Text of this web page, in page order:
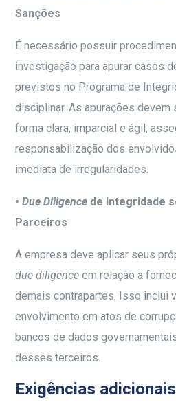
Sanções
É necessário possuir
investigação para apurar casos
previstos no Programa de
disciplinar. As apurações devem
forma clara, imparcial e ágil,
responsabilização dos
imediata de irregularidades.
•Due Diligence de Integridade
Parceiros
A empresa deve aplicar seus
due diligence em relação a
demais contrapartes. Isso inclui
envolvimento em atos de
bancos de dados
desses terceiros.
Exigências adicionais